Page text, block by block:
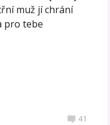
muž jí chrání
pro tebe
41